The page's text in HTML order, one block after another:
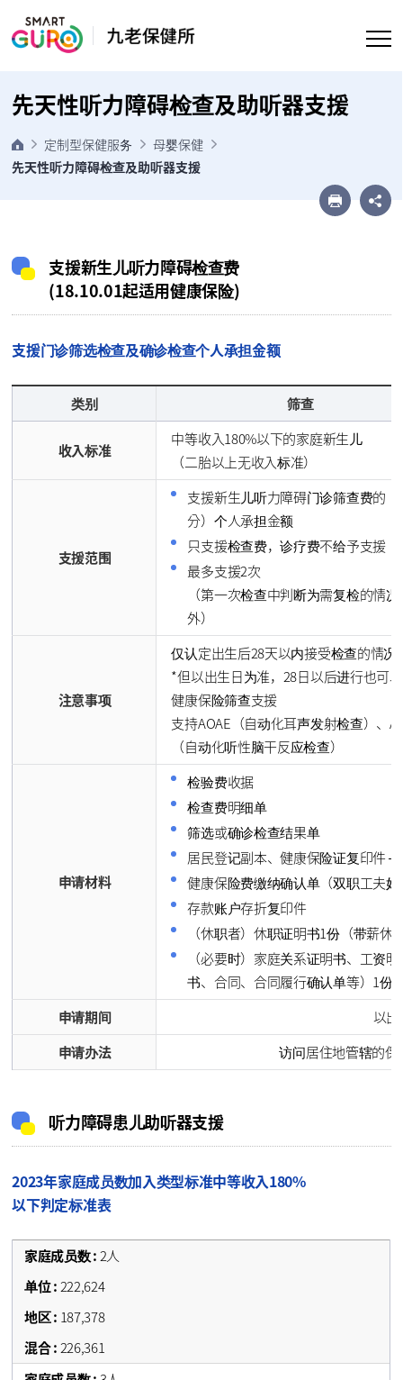
先天性听力障碍检查及助听器支援
定制型保健服务
母婴保健
先天性听力障碍检查及助听器支援
支援新生儿听力障碍检查费
(18.10.01起适用健康保险)
支援门诊筛选检查及确诊检查个人承担金额
类别 筛查
收入标准
中等收入180%以下的家庭新生儿
（二胎以上无收入标准）
支援范围
支援新生儿听力障碍门诊筛查费的（
分）个人承担金额
只支援检查费，诊疗费不给予支援
最多支援2次
（第一次检查中判断为需复检的情况
外）
注意事项
仅认定出生后28天以内接受检查的情况
*但以出生日为准，28日以后进行也可
健康保险筛查支援
支持AOAE（自动化耳声发射检查）、
（自动化听性脑干反应检查）
申请材料
检验费收据
检查费明细单
筛选或确诊检查结果单
居民登记副本、健康保险证复印件
健康保险费缴纳确认单（双职工夫
存款账户存折复印件
（休职者）休职证明书1份（带薪
（必要时）家庭关系证明书、工资
书、合同、合同履行确认单等）1份
申请期间
以
申请办法
访问居住地管辖的保
听力障碍患儿助听器支援
2023年家庭成员数加入类型标准中等收入180%
以下判定标准表
2人
222,624
187,378
226,361